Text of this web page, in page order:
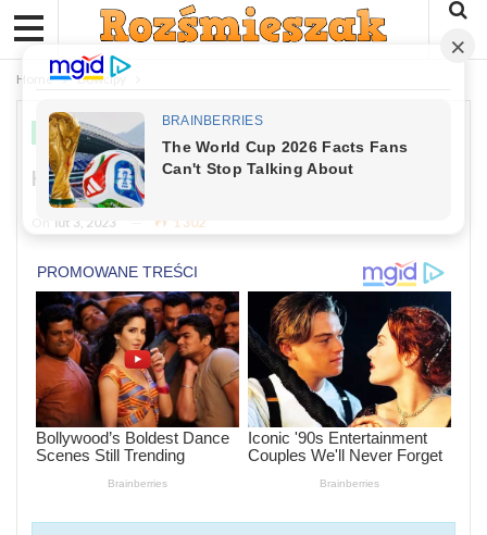
Home Dowcipy
DOWCIPY
Kawał: Przychodzi Kobieta Do Lekarza
lut 3, 2023 1 302